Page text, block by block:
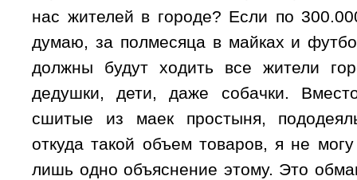
нас жителей в городе? Если по
думаю, за полмесяца в майках и
должны будут ходить все жители
дедушки, дети, даже собачки.
сшитые из маек простыня,
откуда такой объем товаров, я не
лишь одно объяснение этому. Это